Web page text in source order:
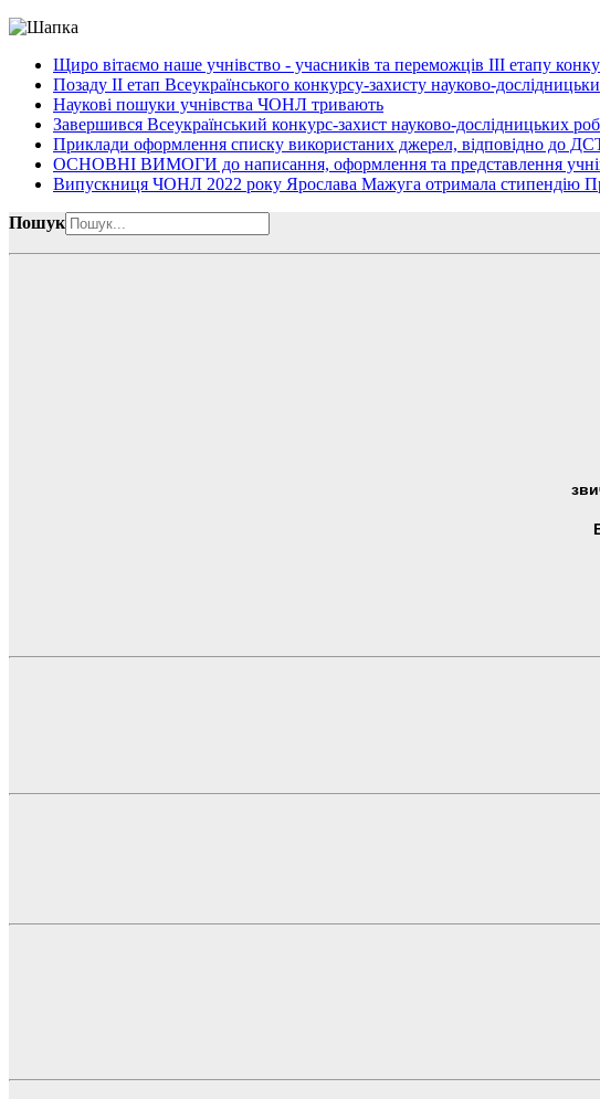
Щиро вітаємо наше учнівство - учасників та переможців ІІІ етапу
Позаду ІІ етап Всеукраїнського конкурсу-захисту науково-
Наукові пошуки учнівства ЧОНЛ тривають
Завершився Всеукраїнський конкурс-захист науково-дослідницьких
Приклади оформлення списку використаних джерел, відповідно до
ОСНОВНІ ВИМОГИ до написання, оформлення та представлення
Випускниця ЧОНЛ 2022 року Ярослава Мажуга отримала стипендію
Пошук